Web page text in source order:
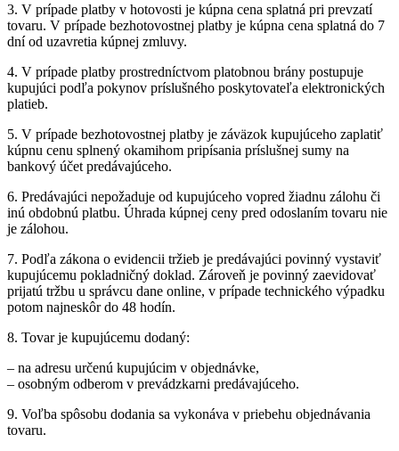
3. V prípade platby v hotovosti je kúpna cena splatná pri prevzatí
tovaru. V prípade bezhotovostnej platby je kúpna cena splatná do 7
dní od uzavretia kúpnej zmluvy.
4. V prípade platby prostredníctvom platobnou brány postupuje
kupujúci podľa pokynov príslušného poskytovateľa elektronických
platieb.
5. V prípade bezhotovostnej platby je záväzok kupujúceho zaplatiť
kúpnu cenu splnený okamihom pripísania príslušnej sumy na
bankový účet predávajúceho.
6. Predávajúci nepožaduje od kupujúceho vopred žiadnu zálohu či
inú obdobnú platbu. Úhrada kúpnej ceny pred odoslaním tovaru nie
je zálohou.
7. Podľa zákona o evidencii tržieb je predávajúci povinný vystaviť
kupujúcemu pokladničný doklad. Zároveň je povinný zaevidovať
prijatú tržbu u správcu dane online, v prípade technického výpadku
potom najneskôr do 48 hodín.
8. Tovar je kupujúcemu dodaný:
– na adresu určenú kupujúcim v objednávke,
– osobným odberom v prevádzkarni predávajúceho.
9. Voľba spôsobu dodania sa vykonáva v priebehu objednávania
tovaru.